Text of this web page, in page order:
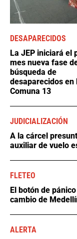
DESAPARECIDOS
La JEP iniciará el
mes nueva fase
búsqueda de
desaparecidos en
Comuna 13
JUDICIALIZACIÓN
A la cárcel
auxiliar de vuelo
FLETEO
El botón de
cambio de
ALERTA